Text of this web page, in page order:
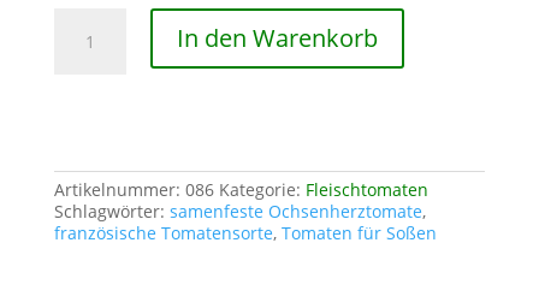
Französische
Ochsenherz-
In den Warenkorb
Artikelnummer: 086 Kategorie: Fleischtomaten
Schlagwörter: samenfeste Ochsenherztomate,
französische Tomatensorte, Tomaten für Soßen